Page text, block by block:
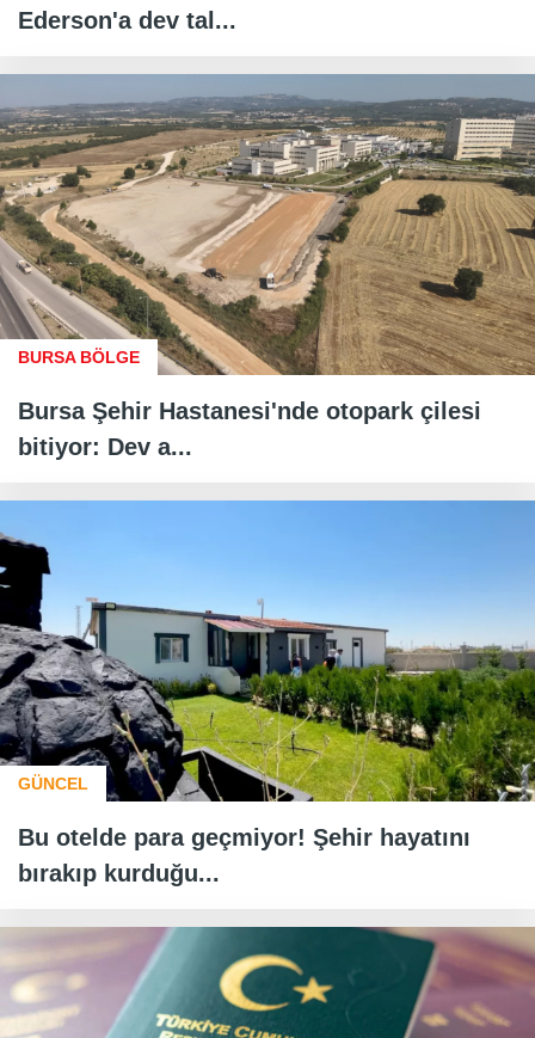
Ederson'a dev tal...
BURSA BÖLGE
Bursa Şehir Hastanesi'nde otopark çilesi
bitiyor: Dev a...
GÜNCEL
Bu otelde para geçmiyor! Şehir hayatını
bırakıp kurduğu...